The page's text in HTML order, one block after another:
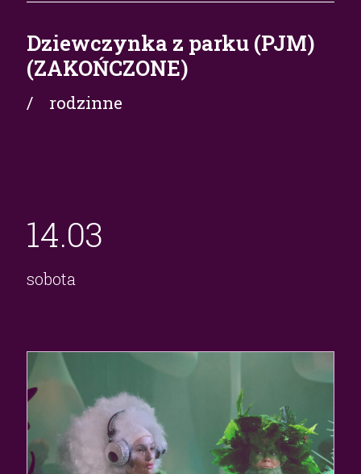
Dziewczynka z parku (PJM)
(ZAKOŃCZONE)
/ rodzinne
14.03
sobota